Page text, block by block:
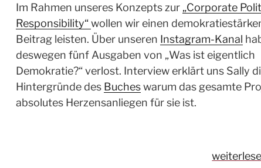
Im Rahmen unseres Konzepts zur „Corporate
Responsibility“wollen wir einen
Beitrag leisten. Über unseren Instagram-Kanal
deswegen fünf Ausgaben von „Was ist eigentlich
Demokratie?“ verlost. Interview erklärt uns Sally
Hintergründe des Bucheswarum das gesamte
absolutes Herzensanliegen für sie ist.